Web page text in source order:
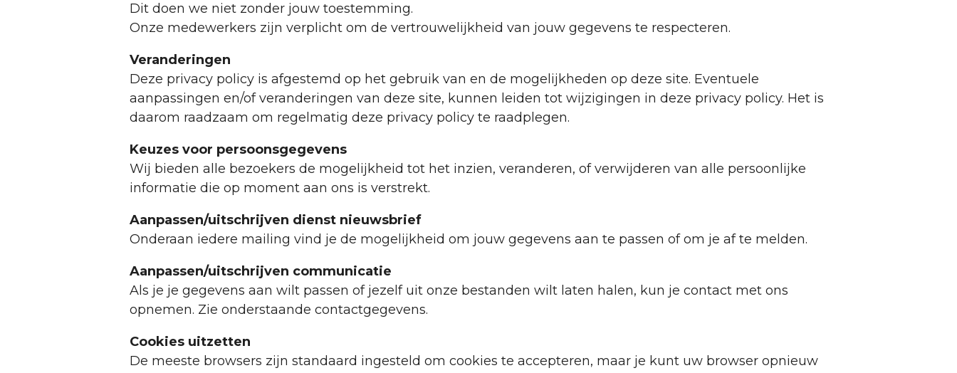
Dit doen we niet zonder jouw toestemming.
Onze medewerkers zijn verplicht om de vertrouwelijkheid van jouw gegevens te respecteren.
Veranderingen
Deze privacy policy is afgestemd op het gebruik van en de mogelijkheden op deze site. Eventuele
aanpassingen en/of veranderingen van deze site, kunnen leiden tot wijzigingen in deze privacy policy. Het is
daarom raadzaam om regelmatig deze privacy policy te raadplegen.
Keuzes voor persoonsgegevens
Wij bieden alle bezoekers de mogelijkheid tot het inzien, veranderen, of verwijderen van alle persoonlijke
informatie die op moment aan ons is verstrekt.
Aanpassen/uitschrijven dienst nieuwsbrief
Onderaan iedere mailing vind je de mogelijkheid om jouw gegevens aan te passen of om je af te melden.
Aanpassen/uitschrijven communicatie
Als je je gegevens aan wilt passen of jezelf uit onze bestanden wilt laten halen, kun je contact met ons
opnemen. Zie onderstaande contactgegevens.
Cookies uitzetten
De meeste browsers zijn standaard ingesteld om cookies te accepteren, maar je kunt uw browser opnieuw